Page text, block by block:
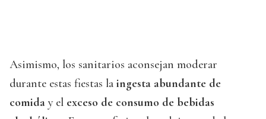
Asimismo, los sanitarios aconsejan moderar
durante estas fiestas la ingesta abundante de
comida y el exceso de consumo de bebidas